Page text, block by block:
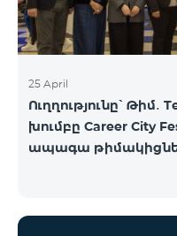
25 April
Ուղղությունը՝ Թիմ․
խումբը Career City
ապագա